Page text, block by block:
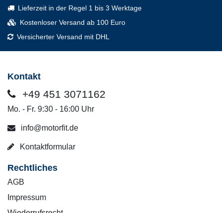
Lieferzeit in der Regel 1 bis 3 Werktage
Kostenloser Versand ab 100 Euro
Versicherter Versand mit DHL
Kontakt
+49 451 3071162
Mo. - Fr. 9:30 - 16:00 Uhr
info@motorfit.de
Kontaktformular
Rechtliches
AGB
Impressum